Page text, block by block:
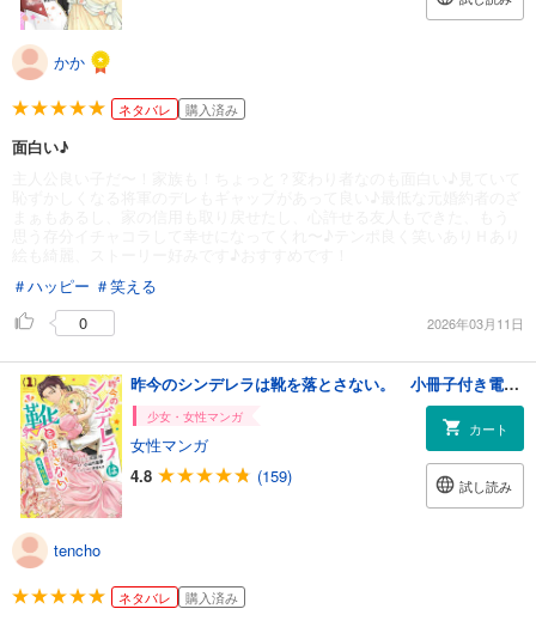
かか
ネタバレ 購入済み
面白い♪
＃ハッピー ＃笑える
0
2026年03月11日
昨今のシンデレラは靴を落とさない。 小冊子付き電子特装版: 1
少女・女性マンガ
女性マンガ
4.8
(159)
カート
試し読み
tencho
ネタバレ 購入済み